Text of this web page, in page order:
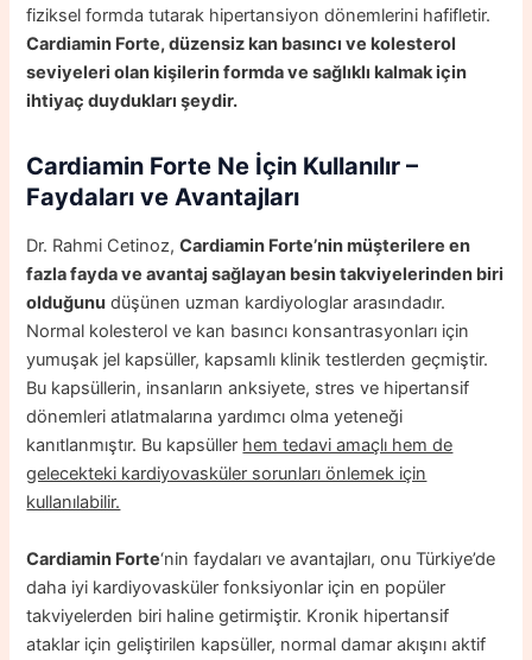
fiziksel formda tutarak hipertansiyon dönemlerini hafifletir.
Cardiamin Forte, düzensiz kan basıncı ve kolesterol
seviyeleri olan kişilerin formda ve sağlıklı kalmak için
ihtiyaç duydukları şeydir.
Cardiamin Forte Ne İçin Kullanılır –
Faydaları ve Avantajları
Dr. Rahmi Cetinoz,Cardiamin Forte’nin müşterilere en
fazla fayda ve avantaj sağlayan besin takviyelerinden biri
olduğunu düşünen uzman kardiyologlar arasındadır.
Normal kolesterol ve kan basıncı konsantrasyonları için
yumuşak jel kapsüller, kapsamlı klinik testlerden geçmiştir.
Bu kapsüllerin, insanların anksiyete, stres ve hipertansif
dönemleri atlatmalarına yardımcı olma yeteneği
kanıtlanmıştır. Bu kapsüller hem tedavi amaçlı hem de
gelecekteki kardiyovasküler sorunları önlemek için
kullanılabilir.
Cardiamin Forte‘nin faydaları ve avantajları, onu Türkiye’de
daha iyi kardiyovasküler fonksiyonlar için en popüler
takviyelerden biri haline getirmiştir. Kronik hipertansif
ataklar için geliştirilen kapsüller, normal damar akışını aktif